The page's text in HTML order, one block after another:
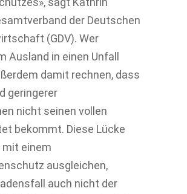
der Deutschen
(GDV). Wer
Ausland in einen Unfall
damit rechnen, dass
geringerer
nicht seinen vollen
bekommt. Diese Lücke
mit einem
ausgleichen,
auch nicht der